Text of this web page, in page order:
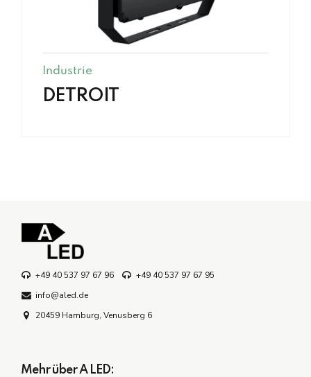
Industrie
DETROIT
+49 40 537 97 67 96
+49 40 537 97 67 95
info@aled.de
20459 Hamburg, Venusberg 6
Mehr über A LED: